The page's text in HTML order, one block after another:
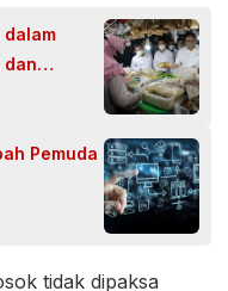
dalam
dan
Pemuda
tidak dipaksa